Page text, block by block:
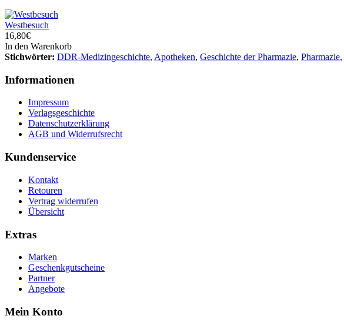
Westbesuch
16,80€
In den Warenkorb
Stichwörter: DDR-Medizingeschichte, Apotheken, Geschichte der Pharmazie, Pharmazie,
Informationen
Impressum
Verlagsgeschichte
Datenschutzerklärung
AGB und Widerrufsrecht
Kundenservice
Kontakt
Retouren
Vertrag widerrufen
Übersicht
Extras
Marken
Geschenkgutscheine
Partner
Angebote
Mein Konto